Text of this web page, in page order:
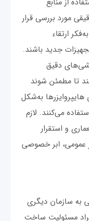
مورد بررسی قرار
ارتقاء
جدید باشند.
دقیق
تا مطمئن شوند
به‌شکل
می‌کنند. لازم
و استقرار
عمومی، ابر خصوصی
به سازمان دیگری
مسئولیت ساخت